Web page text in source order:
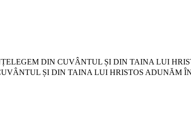
DIN CUVÂNTUL ȘI DIN TAINA LUI
ȘI DIN TAINA LUI HRISTOS ADUNĂM